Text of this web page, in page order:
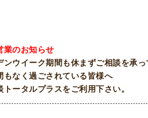
業のお知らせ
ンウイーク期間も休まずご相談を承っ
なく過ごされている皆様へ
ータルプラスをご利用下さい。